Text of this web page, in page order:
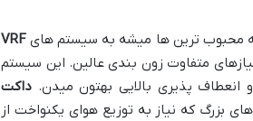
محبوب ترین ها میشه به سیستم های VRF
متفاوت زون بندی عالین. این سیستم
پذیری بالایی بهتون میدن. داکت
بزرگ که نیاز به توزیع هوای یکنواخت از